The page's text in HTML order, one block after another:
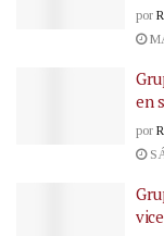
por
en
por